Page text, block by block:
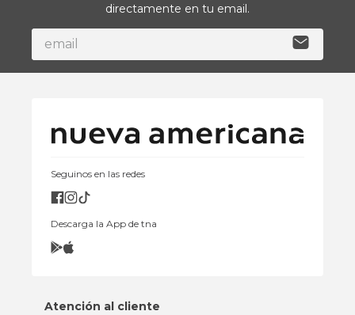
directamente en tu email.
Seguinos en las redes
Descarga la App de tna
Atención al cliente